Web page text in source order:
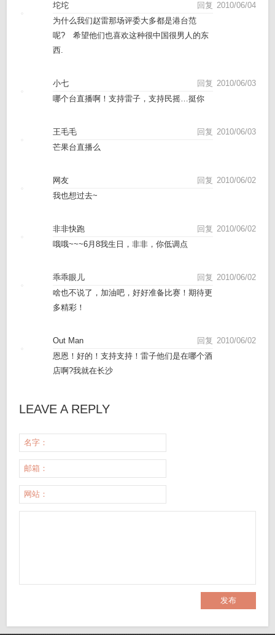
2010/06/04
坨坨
回复
为什么我们赵雷那场评委大多都是港台范
呢? 希望他们也喜欢这种很中国很男人的东
西.
2010/06/03
小七
回复
哪个台直播啊！支持雷子，支持民摇…挺你
2010/06/03
王毛毛
回复
芒果台直播么
2010/06/02
网友
回复
我也想过去~
2010/06/02
非非快跑
回复
哦哦~~~6月8我生日，非非，你低调点
2010/06/02
乖乖眼儿
回复
啥也不说了，加油吧，好好准备比赛！期待更
多精彩！
2010/06/02
Out Man
回复
恩恩！好的！支持支持！雷子他们是在哪个酒
店啊?我就在长沙
LEAVE A REPLY
名字：
邮箱：
网站：